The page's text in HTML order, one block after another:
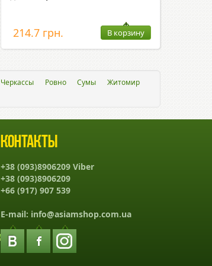
214.7 грн. В корзину
Черкассы Ровно Сумы
Житомир
Контакты
+38 (093)8906209 Viber
+38 (093)8906209
+66 (917) 907 539
E-mail: info@asiamshop.com.ua